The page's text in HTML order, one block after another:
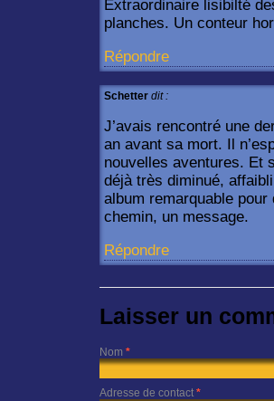
Extraordinaire lisibilté
planches. Un conteur
Répondre
Schetter dit :
J’avais rencontré une
an avant sa mort. Il
nouvelles aventures. Et
déjà très diminué,
album remarquable pour
chemin, un message.
Répondre
Laisser un
Nom *
Adresse de contact *